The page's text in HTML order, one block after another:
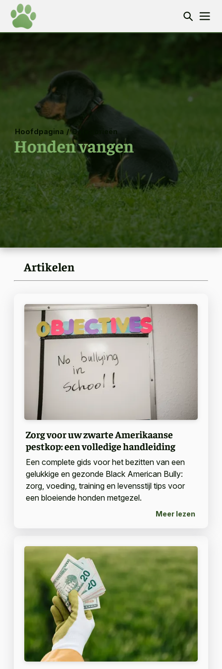
Hoofdpagina / Categorieën
Honden vangen
Artikelen
Zorg voor uw zwarte Amerikaanse
pestkop: een volledige handleiding
Een complete gids voor het bezitten van een
gelukkige en gezonde Black American Bully:
zorg, voeding, training en levensstijl tips voor
een bloeiende honden metgezel.
Meer lezen